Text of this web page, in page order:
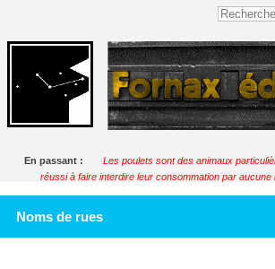
En passant :
Les poulets sont des animaux
réussi à faire interdire leur consommation par aucune
Noms de rues